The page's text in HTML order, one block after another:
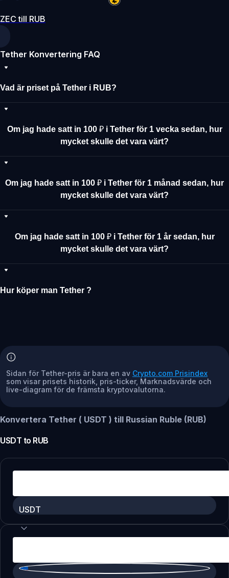
ZEC till RUB
Tether Konvertering FAQ
Vad är priset på Tether i RUB?
Om jag hade satt in 100 ₽ i Tether för 1 vecka sedan, hur
mycket skulle det vara värt?
Om jag hade satt in 100 ₽ i Tether för 1 månad sedan, hur
mycket skulle det vara värt?
Om jag hade satt in 100 ₽ i Tether för 1 år sedan, hur
mycket skulle det vara värt?
Hur köper man Tether ?
Sidan för Tether-pris är bara en av Crypto.com Prisindex
som visar prisets historik, pris-ticker, Marknadsvärde och
live-diagram för de främsta kryptovalutorna.
Konvertera Tether ( USDT ) till Russian Ruble (RUB)
USDT to RUB
USDT